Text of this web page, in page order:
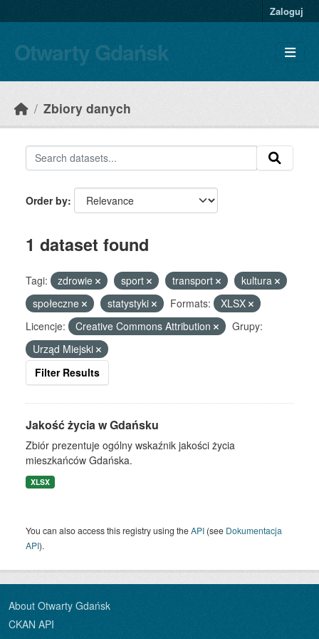
Zaloguj
Otwarty Gdańsk
Zbiory danych
Order by
1 dataset found
Tagi: zdrowie sport transport
kultura
społeczne
statystyki Formats:
XLSX
Licencje:
Creative Commons Attribution
Grupy:
Urząd Miejski
Filter Results
Jakość życia w Gdańsku
Zbiór prezentuje ogólny wskaźnik jakości życia
mieszkańców Gdańska.
XLSX
You can also access this registry using theAPI (see Dokumentacja
API).
About Otwarty Gdańsk
CKAN API